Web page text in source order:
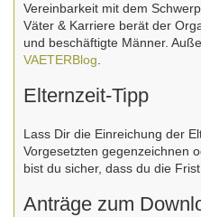
Vereinbarkeit mit dem
Väter & Karriere berät der
und beschäftigte Männer.
VAETERBlog.
Elternzeit-Tipp
Lass Dir die Einreichung der
Vorgesetzten gegenzeichnen
bist du sicher, dass du die
Anträge zum